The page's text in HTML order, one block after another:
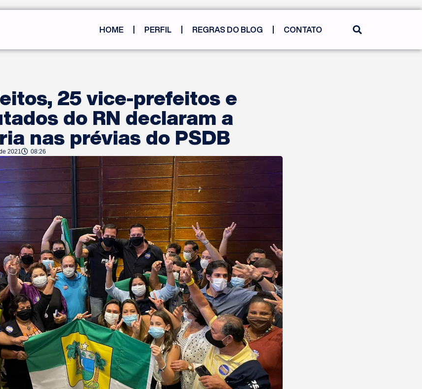
HOME PERFIL REGRAS DO BLOG CONTATO
25 vice-prefeitos e
do RN declaram a
nas prévias do PSDB
2021 08:26